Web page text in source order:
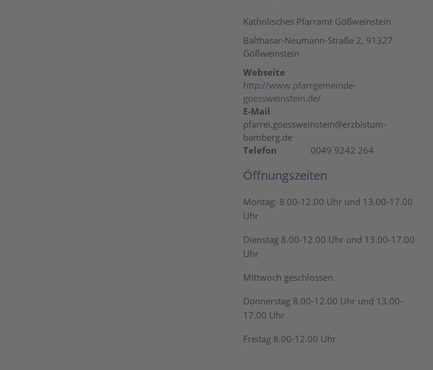
Katholisches Pfarramt Gößweinstein
Balthasar-Neumann-Straße 2, 91327
Gößweinstein
Webseite
http://www.pfarrgemeinde-
goessweinstein.de/
E-Mail
pfarrei.goessweinstein@erzbistum-
bamberg.de
Telefon
0049 9242 264
Öffnungszeiten
Montag: 8.00-12.00 Uhr und 13.00-17.00
Uhr
Dienstag 8.00-12.00 Uhr und 13.00-17.00
Uhr
Mittwoch geschlossen
Donnerstag 8.00-12.00 Uhr und 13.00-
17.00 Uhr
Freitag 8.00-12.00 Uhr